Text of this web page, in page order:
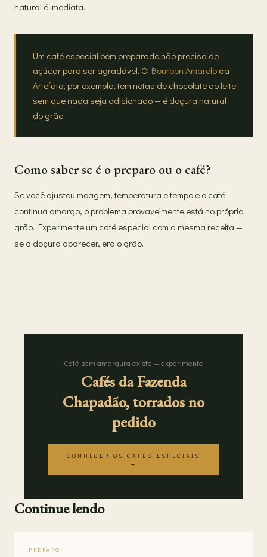
natural é imediata.
Um café especial bem preparado não precisa de
açúcar para ser agradável. O Bourbon Amarelo da
Artefato, por exemplo, tem notas de chocolate ao leite
sem que nada seja adicionado — é doçura natural
do grão.
Como saber se é o preparo ou o café?
Se você ajustou moagem, temperatura e tempo e o café
continua amargo, o problema provavelmente está no próprio
grão. Experimente um café especial com a mesma receita —
se a doçura aparecer, era o grão.
Café sem amargura existe — experimente
Cafés da Fazenda
Chapadão, torrados no
pedido
CONHECER OS CAFÉS ESPECIAIS
→
Continue lendo
PREPARO